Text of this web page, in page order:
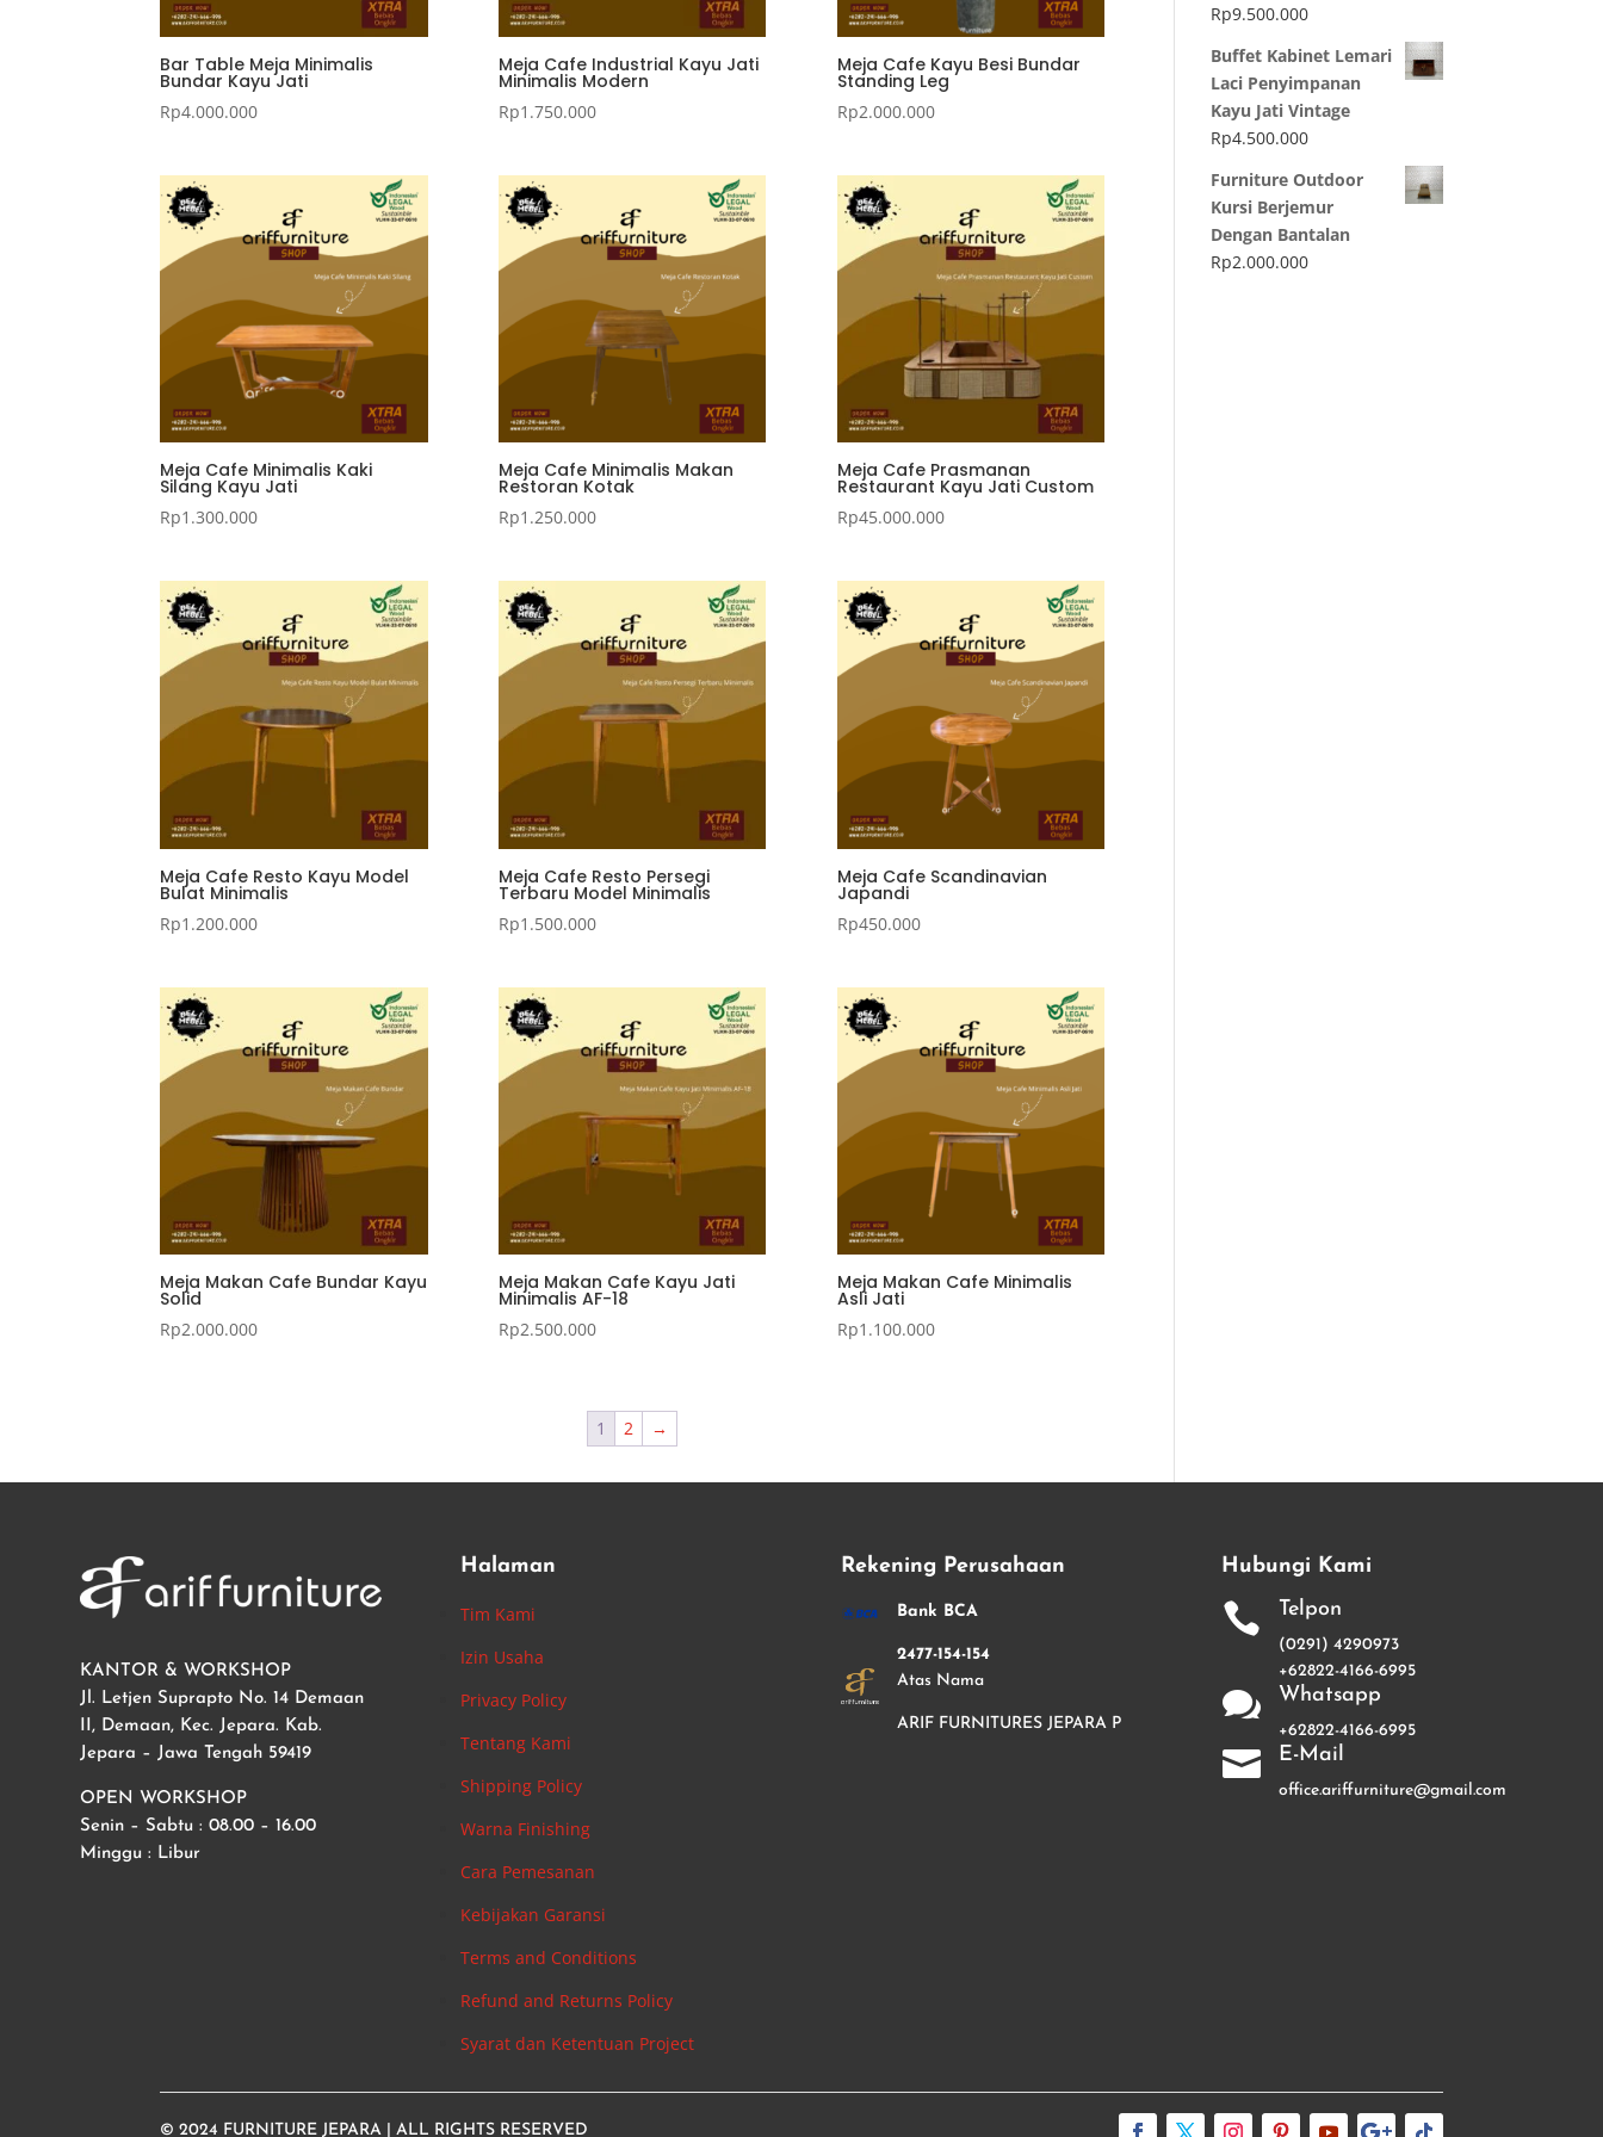
Bar Table Meja Minimalis
Bundar Kayu Jati
Rp4.000.000
Meja Cafe Industrial Kayu Jati
Minimalis Modern
Rp1.750.000
Meja Cafe Kayu Besi Bundar
Standing Leg
Rp2.000.000
Meja Cafe Minimalis Kaki
Silang Kayu Jati
Rp1.300.000
Meja Cafe Minimalis Makan
Restoran Kotak
Rp1.250.000
Meja Cafe Prasmanan
Restaurant Kayu Jati Custom
Rp45.000.000
Meja Cafe Resto Kayu Model
Bulat Minimalis
Rp1.200.000
Meja Cafe Resto Persegi
Terbaru Model Minimalis
Rp1.500.000
Meja Cafe Scandinavian
Japandi
Rp450.000
Meja Makan Cafe Bundar Kayu
Solid
Rp2.000.000
Meja Makan Cafe Kayu Jati
Minimalis AF-18
Rp2.500.000
Meja Makan Cafe Minimalis
Asli Jati
Rp1.100.000
1 2 →
Rp9.500.000
Buffet Kabinet Lemari
Laci Penyimpanan
Kayu Jati Vintage
Rp4.500.000
Furniture Outdoor
Kursi Berjemur
Dengan Bantalan
Rp2.000.000
KANTOR & WORKSHOP
Jl. Letjen Suprapto No. 14 Demaan
II, Demaan, Kec. Jepara. Kab.
Jepara – Jawa Tengah 59419
OPEN WORKSHOP
Senin – Sabtu : 08.00 – 16.00
Minggu : Libur
Halaman
Tim Kami
Izin Usaha
Privacy Policy
Tentang Kami
Shipping Policy
Warna Finishing
Cara Pemesanan
Kebijakan Garansi
Terms and Conditions
Refund and Returns Policy
Syarat dan Ketentuan Project
Rekening Perusahaan
Bank BCA
2477-154-154
Atas Nama
ARIF FURNITURES JEPARA P
Hubungi Kami
 Telpon
(0291) 4290973
+62822-4166-6995
 Whatsapp
+62822-4166-6995
 E-Mail
office.ariffurniture@gmail.com
© 2024 FURNITURE JEPARA | ALL RIGHTS RESERVED